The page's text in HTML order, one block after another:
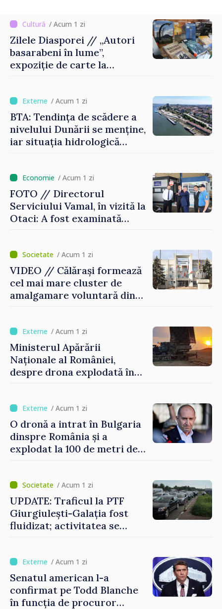
/ Acum 1 zi
Zilele Diasporei // „Autori
basarabeni în lume”,
expoziție de carte la
/ Acum 1 zi
BTA: Tendința de scădere a
nivelului Dunării se menține,
iar situația hidrologică
/ Acum 1 zi
FOTO // Directorul
Serviciului Vamal, în vizită la
Otaci: A fost examinată
performant/ Acum 1 zi
VIDEO // Călărași formează
cel mai mare cluster de
amalgamare voluntară din
finală
/ Acum 1 zi
Ministerul Apărării
Naționale al României,
despre drona explodată în
vehicul aerian”
/ Acum 1 zi
O dronă a intrat în Bulgaria
dinspre România și a
explodat la 100 de metri de
/ Acum 1 zi
UPDATE: Traficul la PTF
Giurgiulești-Galația fost
fluidizat; activitatea se
/ Acum 1 zi
Senatul american l-a
confirmat pe Todd Blanche
în funcția de procuror